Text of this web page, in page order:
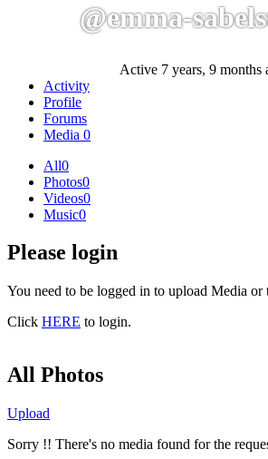
@emma-
Active 7 years, 9 months
Activity
Profile
Forums
Media 0
All0
Photos0
Videos0
Music0
Please login
You need to be logged in to upload Media or
Click HERE to login.
All Photos
Upload
Sorry !! There's no media found for the